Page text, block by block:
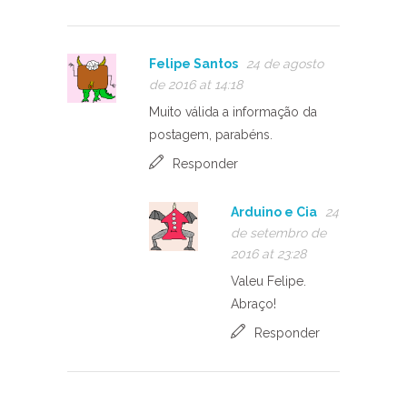
Felipe Santos
24 de agosto
de 2016 at 14:18
Muito válida a informação da
postagem, parabéns.
Responder
Arduino e Cia
24
de setembro de
2016 at 23:28
Valeu Felipe.
Abraço!
Responder